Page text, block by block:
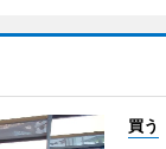
買う